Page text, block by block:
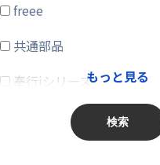
情報通信業
運輸業、郵便業
卸売業、小売業
金融業、保険業
freee
共通部品
奉行iシリーズもっと見る
検索